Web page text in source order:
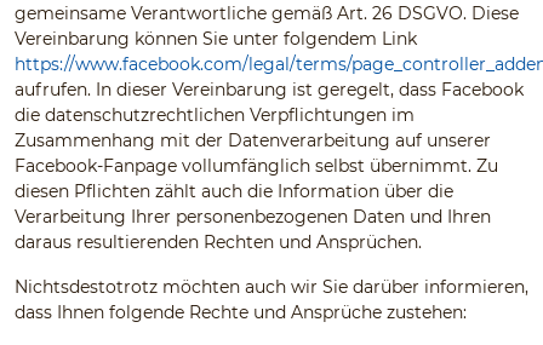
gemeinsame Verantwortliche gemäß Art. 26 DSGVO. Diese
Vereinbarung können Sie unter folgendem Link
https://www.facebook.com/legal/terms/
aufrufen. In dieser Vereinbarung ist geregelt, dass Facebook
die datenschutzrechtlichen Verpflichtungen im
Zusammenhang mit der Datenverarbeitung auf unserer
Facebook-Fanpage vollumfänglich selbst übernimmt. Zu
diesen Pflichten zählt auch die Information über die
Verarbeitung Ihrer personenbezogenen Daten und Ihren
daraus resultierenden Rechten und Ansprüchen.
Nichtsdestotrotz möchten auch wir Sie darüber informieren,
dass Ihnen folgende Rechte und Ansprüche zustehen: